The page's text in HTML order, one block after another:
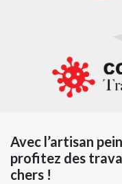
Avec l’artisan
profitez des
chers !